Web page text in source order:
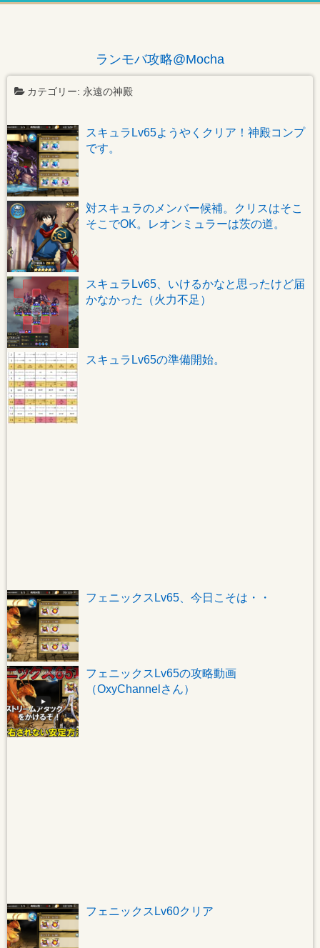
ランモバ攻略@Mocha
カテゴリー: 永遠の神殿
スキュラLv65ようやくクリア！神殿コンプ
です。
対スキュラのメンバー候補。クリスはそこ
そこでOK。レオンミュラーは茨の道。
スキュラLv65、いけるかなと思ったけど届
かなかった（火力不足）
スキュラLv65の準備開始。
フェニックスLv65、今日こそは・・
フェニックスLv65の攻略動画
（OxyChannelさん）
フェニックスLv60クリア